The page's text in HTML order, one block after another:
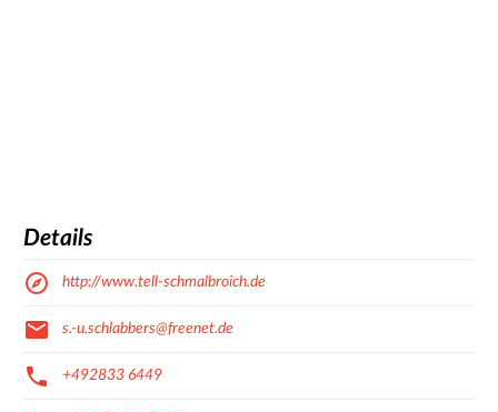
Details
http://www.tell-schmalbroich.de
s.-u.schlabbers@freenet.de
+492833 6449